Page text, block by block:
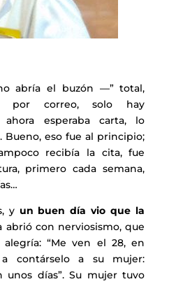
abría el buzón —” total,
por correo, solo hay
esperaba carta, lo
Bueno, eso fue al principio;
recibía la cita, fue
primero cada semana,
y un buen día vio que la
abrió con nerviosismo, que
“Me ven el 28, en
a contárselo a su mujer:
unos días”. Su mujer tuvo